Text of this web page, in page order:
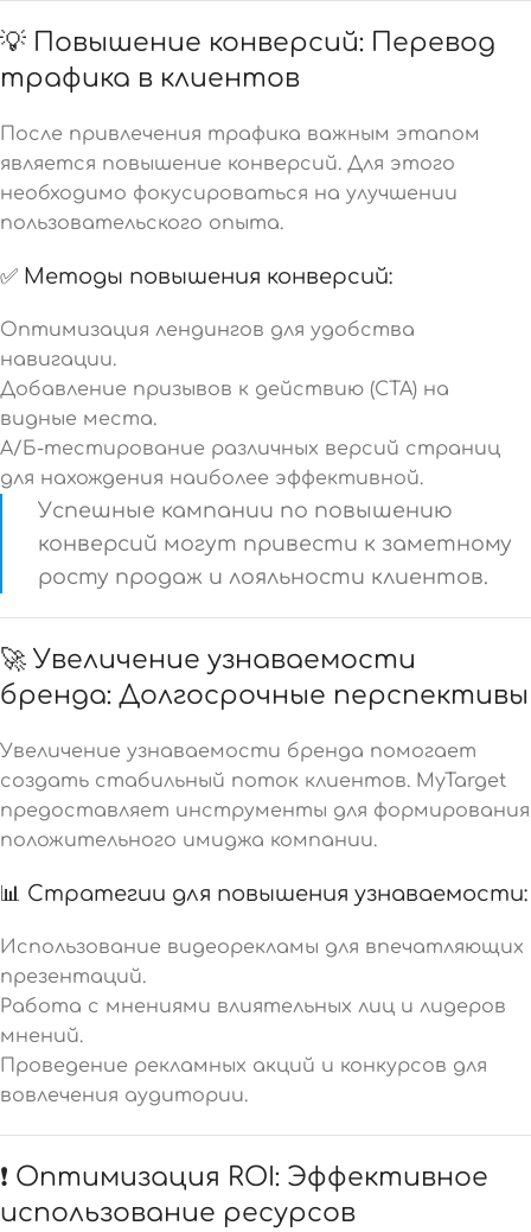
💡 Повышение конверсий: Перевод
трафика в клиентов
После привлечения трафика важным этапом
является повышение конверсий. Для этого
необходимо фокусироваться на улучшении
пользовательского опыта.
✅ Методы повышения конверсий:
Оптимизация лендингов для удобства
навигации.
Добавление призывов к действию (CTA) на
видные места.
А/Б-тестирование различных версий страниц
для нахождения наиболее эффективной.
Успешные кампании по повышению
конверсий могут привести к заметному
росту продаж и лояльности клиентов.
🚀 Увеличение узнаваемости
бренда: Долгосрочные перспективы
Увеличение узнаваемости бренда помогает
создать стабильный поток клиентов. MyTarget
предоставляет инструменты для формирования
положительного имиджа компании.
📊 Стратегии для повышения узнаваемости:
Использование видеорекламы для впечатляющих
презентаций.
Работа с мнениями влиятельных лиц и лидеров
мнений.
Проведение рекламных акций и конкурсов для
вовлечения аудитории.
❗ Оптимизация ROI: Эффективное
использование ресурсов